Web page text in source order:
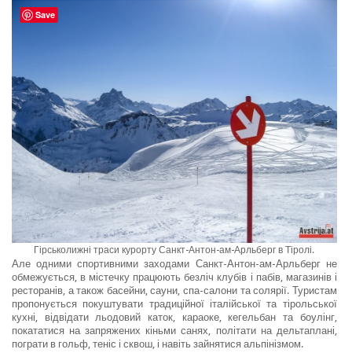
Гірськолижні траси курорту Санкт-Антон-ам-Арльберг в Тіролі.
Але одними спортивними заходами Санкт-Антон-ам-Арльберг не
обмежується, в містечку працюють безліч клубів і пабів, магазинів і
ресторанів, а також басейни, сауни, спа-салони та солярії. Туристам
пропонується покуштувати традиційної італійської та тірольської
кухні, відвідати льодовий каток, караоке, кегельбан та боулінг,
покататися на запряжених кіньми санях, політати на дельтаплані,
пограти в гольф, теніс і сквош, і навіть зайнятися альпінізмом.
Save